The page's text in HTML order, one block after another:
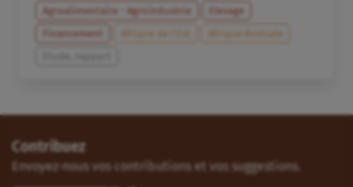
Agroalimentaire - Agroindustrie
Elevage
Financement
Afrique de l’Est
Afrique Australe
Contribuez
Envoyez-nous vos contributions et vos suggestions.